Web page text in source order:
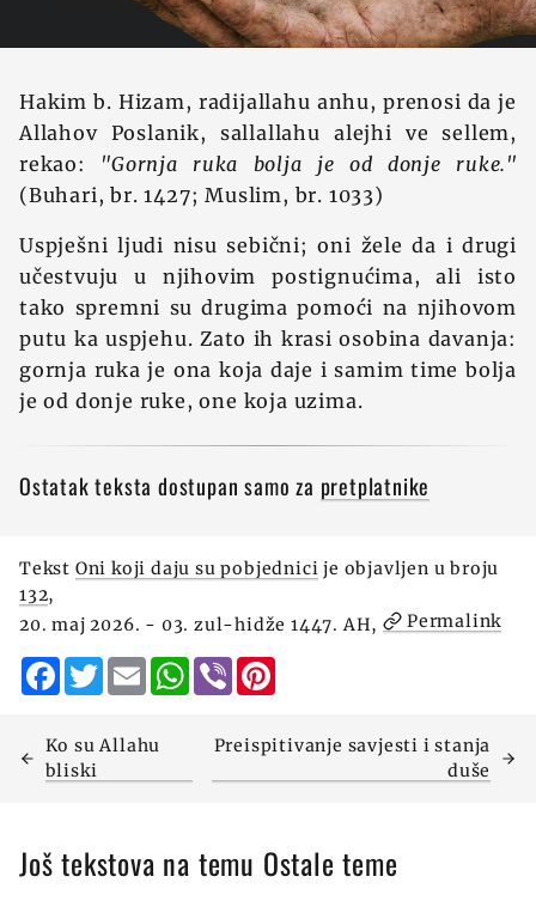
Hakim b. Hizam, radijallahu anhu, prenosi da je
Allahov Poslanik, sallallahu alejhi ve sellem,
rekao: "Gornja ruka bolja je od donje ruke."
(Buhari, br. 1427; Muslim, br. 1033)
Uspješni ljudi nisu sebični; oni žele da i drugi
učestvuju u njihovim postignućima, ali isto
tako spremni su drugima pomoći na njihovom
putu ka uspjehu. Zato ih krasi osobina davanja:
gornja ruka je ona koja daje i samim time bolja
je od donje ruke, one koja uzima.
Ostatak teksta dostupan samo za pretplatnike
Tekst Oni koji daju su pobjednici je objavljen u broju
132,
20. maj 2026. - 03. zul-hidže 1447. AH,
Permalink
Facebook
TwitterEmailWhatsApp
Viber
Ko su Allahu
bliski
Preispitivanje savjesti i stanja
duše
Još tekstova na temu Ostale teme